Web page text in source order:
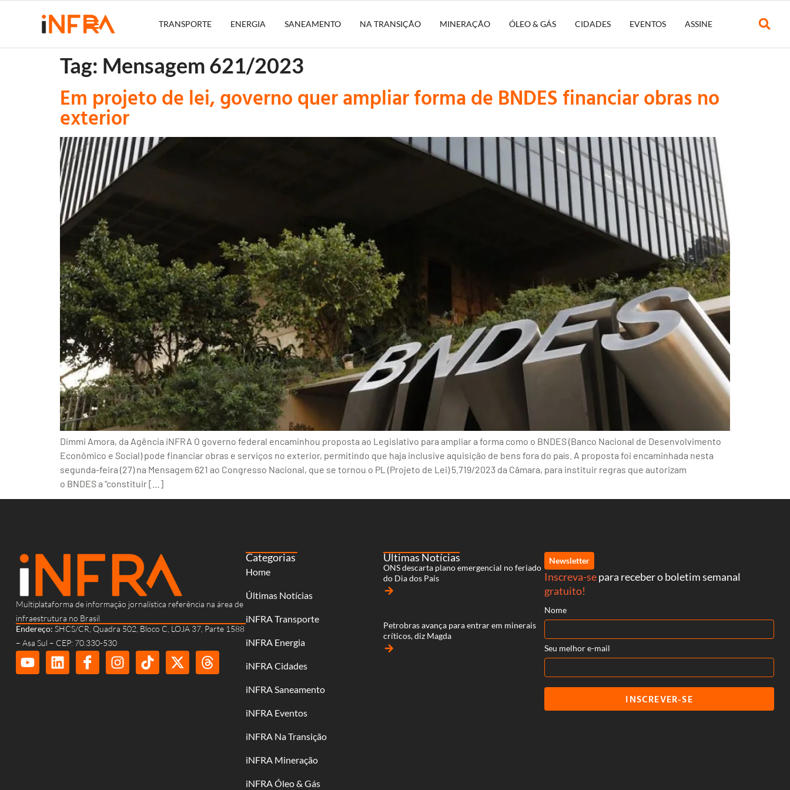
TRANSPORTE ENERGIA SANEAMENTO NA TRANSIÇÃO MINERAÇÃO ÓLEO & GÁS CIDADES EVENTOS ASSINE
Tag: Mensagem 621/2023
Em projeto de lei, governo quer ampliar forma de BNDES financiar obras no
exterior
Dimmi Amora, da Agência iNFRA O governo federal encaminhou proposta ao Legislativo para ampliar a forma como o BNDES (Banco Nacional de Desenvolvimento
Econômico e Social) pode financiar obras e serviços no exterior, permitindo que haja inclusive aquisição de bens fora do país. A proposta foi encaminhada nesta
segunda-feira (27) na Mensagem 621 ao Congresso Nacional, que se tornou o PL (Projeto de Lei) 5.719/2023 da Câmara, para instituir regras que autorizam
o BNDES a “constituir […]
Multiplataforma de informação jornalística referência na área de
infraestrutura no Brasil
Endereço: SHCS/CR, Quadra 502, Bloco C, LOJA 37, Parte 1588
– Asa Sul – CEP: 70.330-530
Categorias
Home
Últimas Notícias
iNFRA Transporte
iNFRA Energia
iNFRA Cidades
iNFRA Saneamento
iNFRA Eventos
iNFRA Na Transição
iNFRA Mineração
iNFRA Óleo & Gás
Últimas Notícias
ONS descarta plano emergencial no feriado
do Dia dos Pais
arrow_forward
Petrobras avança para entrar em minerais
críticos, diz Magda
arrow_forward
Newsletter
Inscreva-separa receber o boletim semanal
gratuito!
Nome
Seu melhor e-mail
INSCREVER-SE